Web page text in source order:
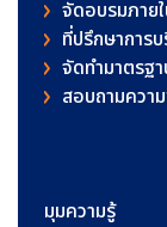
จัดอบรมภาย
ที่ปรึกษาการ
จัดทำมาตรฐ
สอบถามควา
มุมความรู้